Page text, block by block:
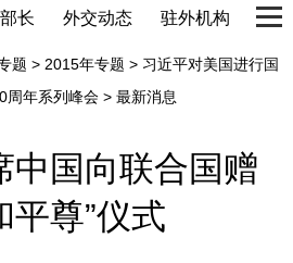
长 外交动态 驻外机构 国
题 > 2015年专题 > 习近平对美国进行国
周年系列峰会 > 最新消息
中国向联合国赠
平尊”仪式